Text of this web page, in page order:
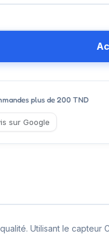
plus de 200 TND
sur Google
Utilisant le